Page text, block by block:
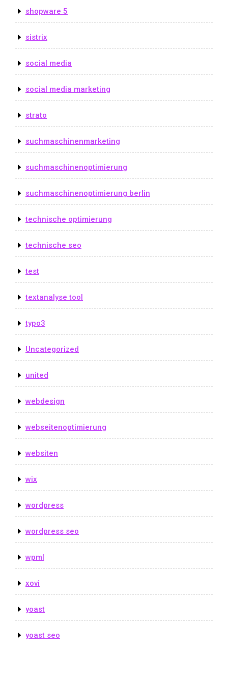
shopware 5
sistrix
social media
social media marketing
strato
suchmaschinenmarketing
suchmaschinenoptimierung
suchmaschinenoptimierung berlin
technische optimierung
technische seo
test
textanalyse tool
typo3
Uncategorized
united
webdesign
webseitenoptimierung
websiten
wix
wordpress
wordpress seo
wpml
xovi
yoast
yoast seo